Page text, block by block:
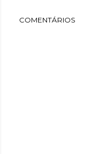
COMENTÁRIOS